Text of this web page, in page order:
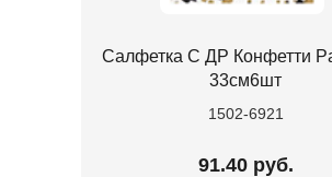
Салфетка С ДР Конфетти
33см6шт
1502-6921
91.40 руб.